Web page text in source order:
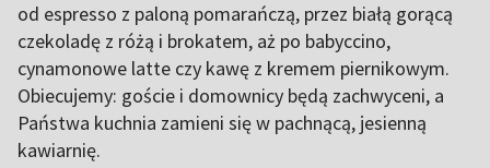
od espresso z paloną pomarańczą, przez białą gorącą
czekoladę z różą i brokatem, aż po babyccino,
cynamonowe latte czy kawę z kremem piernikowym.
Obiecujemy: goście i domownicy będą zachwyceni, a
Państwa kuchnia zamieni się w pachnącą, jesienną
kawiarnię.